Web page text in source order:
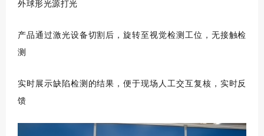
外球形光源打光
产品通过激光设备切割后，旋转至视觉检测工位，无接触检
测
实时展示缺陷检测的结果，便于现场人工交互复核，实时反
馈